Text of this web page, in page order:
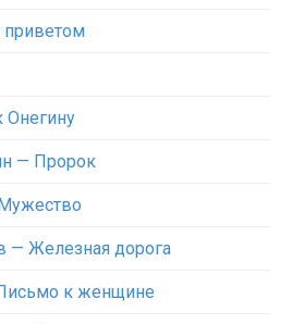
приветом
Онегину
— Пророк
— Железная дорога
к женщине